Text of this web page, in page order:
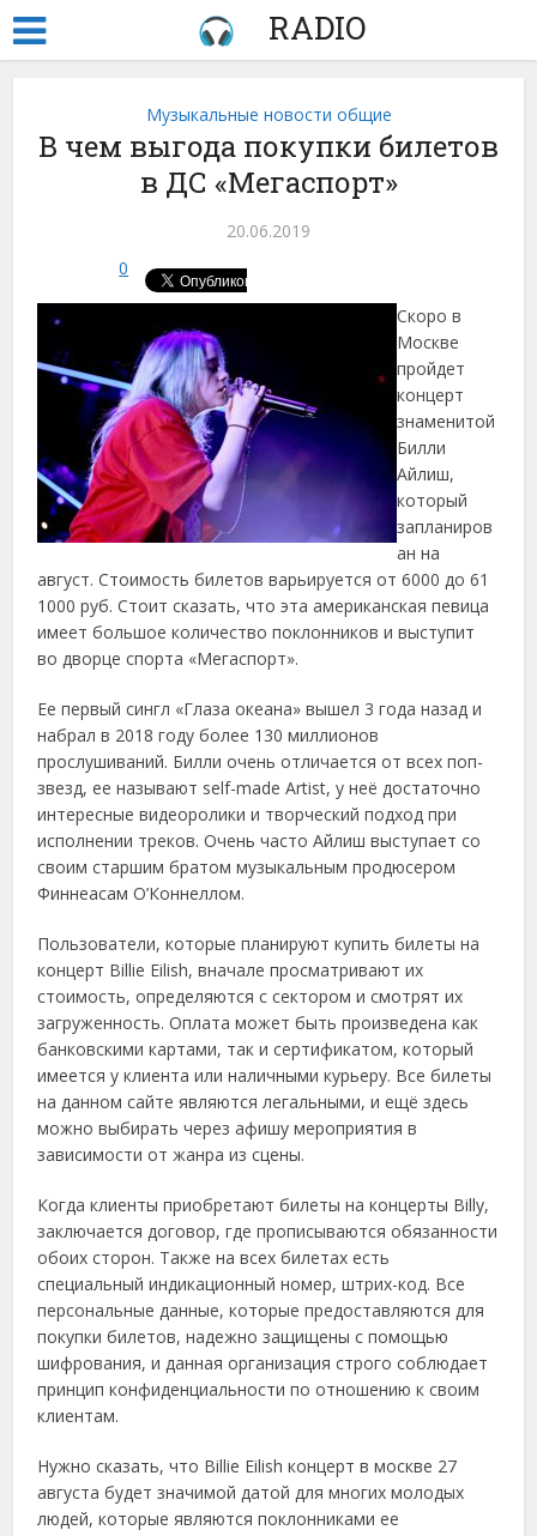
RADIO
Музыкальные новости общие
В чем выгода покупки билетов
в ДС «Мегаспорт»
20.06.2019
0
Скоро в
Москве
пройдет
концерт
знаменитой
Билли
Айлиш,
который
запланиров
ан на
август. Стоимость билетов варьируется от 6000 до 61
1000 руб. Стоит сказать, что эта американская певица
имеет большое количество поклонников и выступит
во дворце спорта «Мегаспорт».
Ее первый сингл «Глаза океана» вышел 3 года назад и
набрал в 2018 году более 130 миллионов
прослушиваний. Билли очень отличается от всех поп-
звезд, ее называют self-made Artist, у неё достаточно
интересные видеоролики и творческий подход при
исполнении треков. Очень часто Айлиш выступает со
своим старшим братом музыкальным продюсером
Финнеасам О’Коннеллом.
Пользователи, которые планируют купить билеты на
концерт Billie Eilish, вначале просматривают их
стоимость, определяются с сектором и смотрят их
загруженность. Оплата может быть произведена как
банковскими картами, так и сертификатом, который
имеется у клиента или наличными курьеру. Все билеты
на данном сайте являются легальными, и ещё здесь
можно выбирать через афишу мероприятия в
зависимости от жанра из сцены.
Когда клиенты приобретают билеты на концерты Billy,
заключается договор, где прописываются обязанности
обоих сторон. Также на всех билетах есть
специальный индикационный номер, штрих-код. Все
персональные данные, которые предоставляются для
покупки билетов, надежно защищены с помощью
шифрования, и данная организация строго соблюдает
принцип конфиденциальности по отношению к своим
клиентам.
Нужно сказать, что Billie Eilish концерт в москве 27
августа будет значимой датой для многих молодых
людей, которые являются поклонниками ее